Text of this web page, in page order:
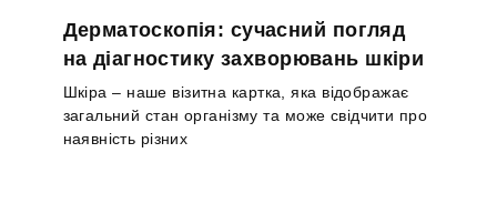
Дерматоскопія: сучасний погляд
на діагностику захворювань шкіри
Шкіра – наше візитна картка, яка відображає
загальний стан організму та може свідчити про
наявність різних